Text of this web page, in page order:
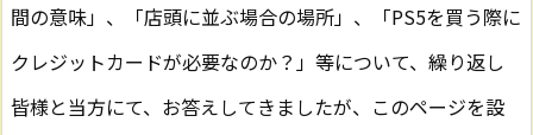
間の意味」、「店頭に並ぶ場合の場所」、「PS5を買う際に
クレジットカードが必要なのか？」等について、繰り返し
皆様と当方にて、お答えしてきましたが、このページを設